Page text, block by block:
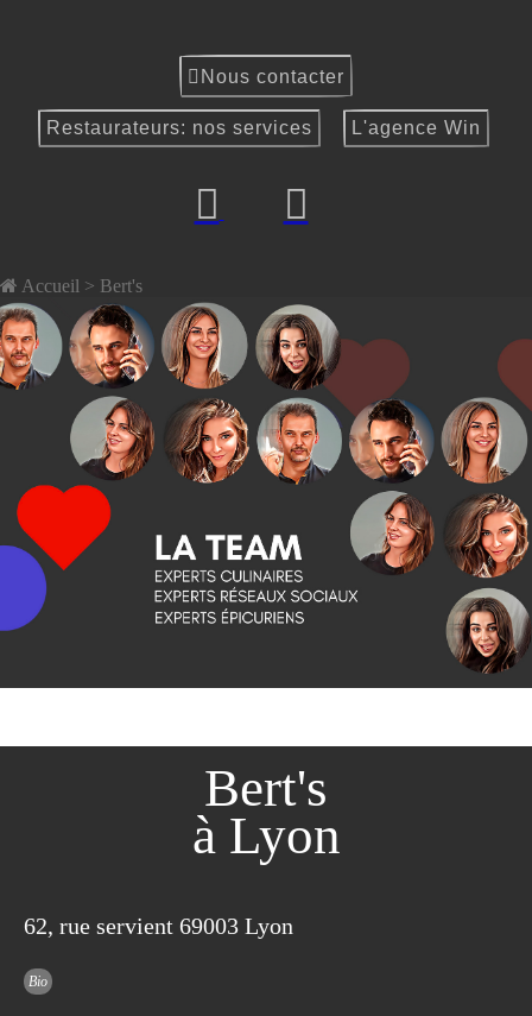
Nous contacter
Restaurateurs: nos services L'agence Win
Accueil > Bert's
Bert's
à Lyon
62, rue servient 69003 Lyon
Bio